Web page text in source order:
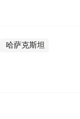
哈萨克斯坦